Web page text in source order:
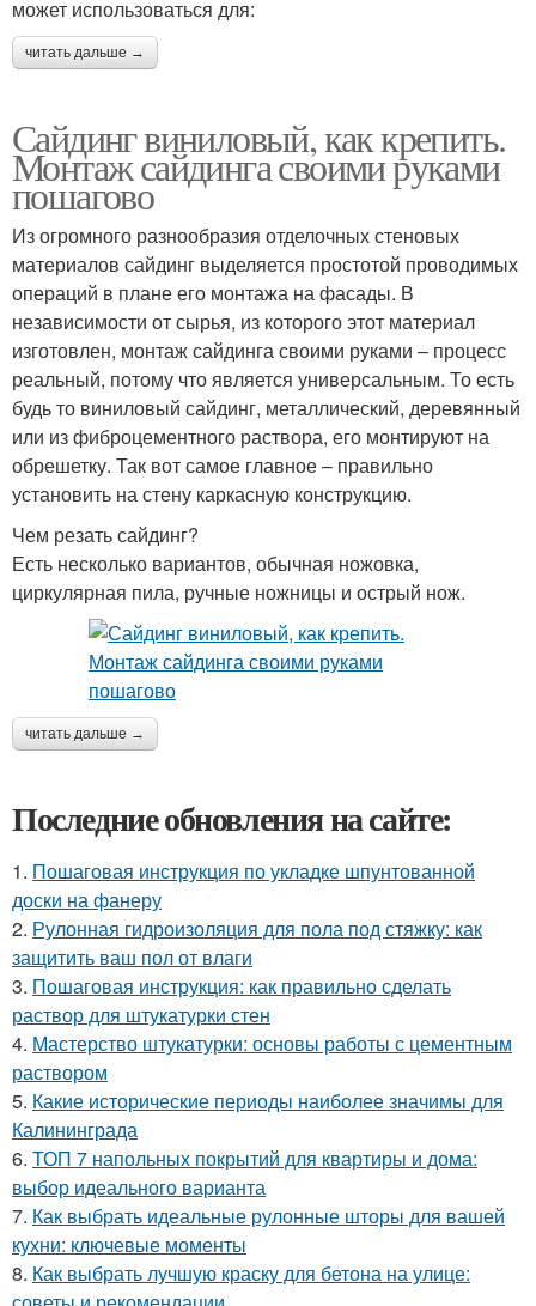
может использоваться для:
читать дальше →
Сайдинг виниловый, как крепить.
Монтаж сайдинга своими руками
пошагово
Из огромного разнообразия отделочных стеновых
материалов сайдинг выделяется простотой проводимых
операций в плане его монтажа на фасады. В
независимости от сырья, из которого этот материал
изготовлен, монтаж сайдинга своими руками – процесс
реальный, потому что является универсальным. То есть
будь то виниловый сайдинг, металлический, деревянный
или из фиброцементного раствора, его монтируют на
обрешетку. Так вот самое главное – правильно
установить на стену каркасную конструкцию.
Чем резать сайдинг?
Есть несколько вариантов, обычная ножовка,
циркулярная пила, ручные ножницы и острый нож.
читать дальше →
Последние обновления на сайте:
1. Пошаговая инструкция по укладке шпунтованной
доски на фанеру
2. Рулонная гидроизоляция для пола под стяжку: как
защитить ваш пол от влаги
3. Пошаговая инструкция: как правильно сделать
раствор для штукатурки стен
4. Мастерство штукатурки: основы работы с цементным
раствором
5. Какие исторические периоды наиболее значимы для
Калининграда
6. ТОП 7 напольных покрытий для квартиры и дома:
выбор идеального варианта
7. Как выбрать идеальные рулонные шторы для вашей
кухни: ключевые моменты
8. Как выбрать лучшую краску для бетона на улице: